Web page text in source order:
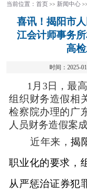
当前位置：首页 >> 新闻中心
喜讯！揭阳市
江会计师事务
高
时间：2025-
1 月 3日，最
组织财务造假相
检察院办理的广
人员财务造假案
近年来，揭
职业化的要求，
从严惩治证券犯